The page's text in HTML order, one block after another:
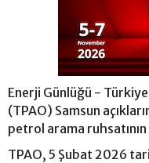
Enerji Günlüğü -
(TPAO) Samsun
petrol arama ruhsatının
TPAO, 5 Şubat 2026